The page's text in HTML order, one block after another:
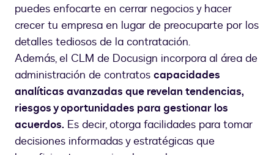
puedes enfocarte en cerrar negocios y hacer
crecer tu empresa en lugar de preocuparte por los
detalles tediosos de la contratación.
Además, el CLM de Docusign incorpora al área de
administración de contratos capacidades
analíticas avanzadas que revelan tendencias,
riesgos y oportunidades para gestionar los
acuerdos. Es decir, otorga facilidades para tomar
decisiones informadas y estratégicas que